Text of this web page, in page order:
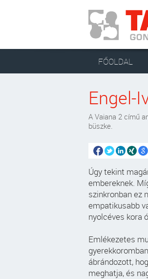
FŐOLDAL
Engel-
A Vaiana 2 című
büszke.
Úgy tekint
embereknek.
szinkronban ez
empatikusabb
nyolcéves kora
Emlékezetes
ábrándozott,
meghatja, és